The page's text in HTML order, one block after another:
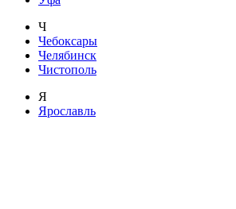
Ч
Чебоксары
Челябинск
Чистополь
Я
Ярославль